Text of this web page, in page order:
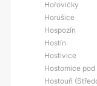
Hořovičky
Horušice
Hospozín
Hostín
Hostivice
Hostomice pod
Hostouň